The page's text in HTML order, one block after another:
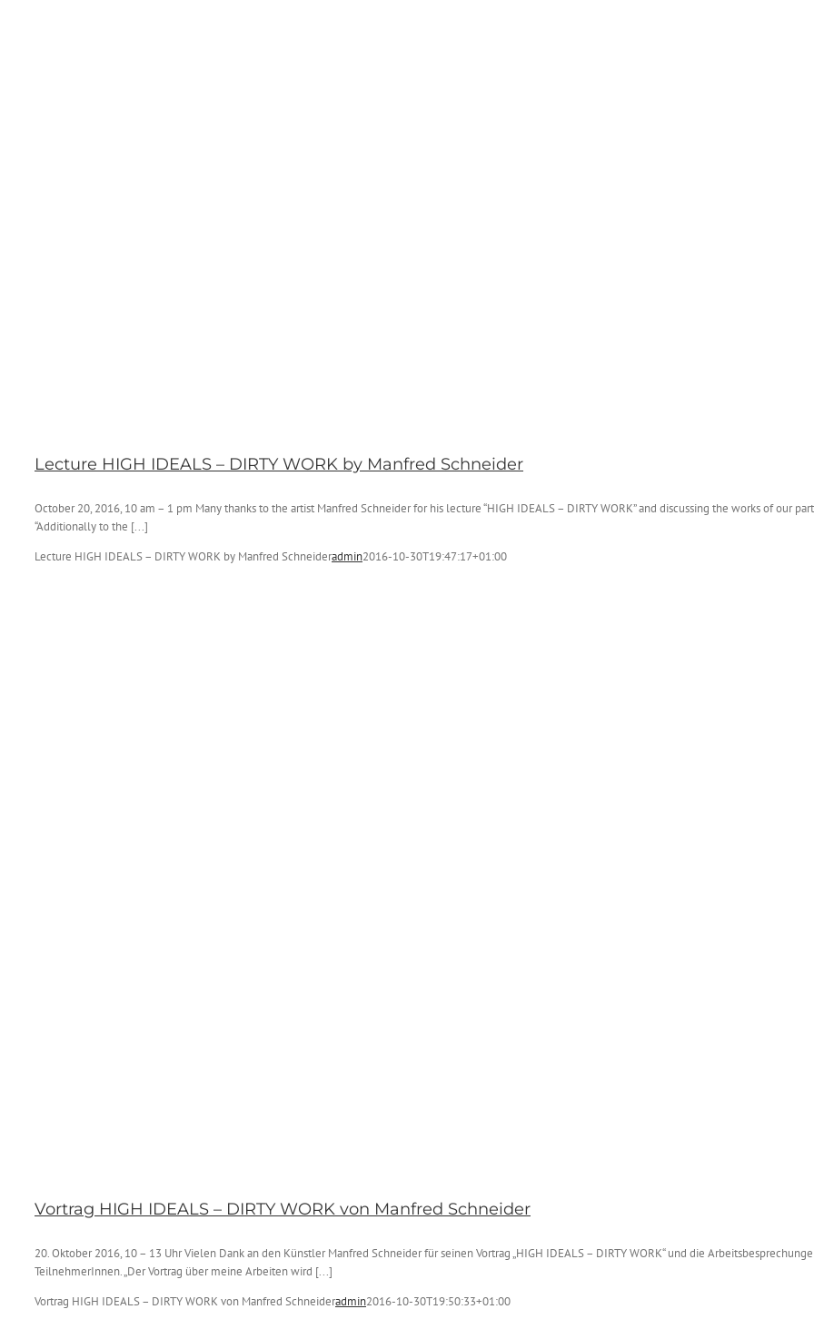
Lecture HIGH IDEALS – DIRTY WORK by Manfred Schneider
October 20, 2016, 10 am – 1 pm Many thanks to the artist Manfred Schneider for his lecture “HIGH IDEALS – DIRTY WORK” and discussing the works of our
“Additionally to the [...]
Lecture HIGH IDEALS – DIRTY WORK by Manfred Schneideradmin2016-10-30T19:47:17+01:00
Vortrag HIGH IDEALS – DIRTY WORK von Manfred Schneider
20. Oktober 2016, 10 – 13 Uhr Vielen Dank an den Künstler Manfred Schneider für seinen Vortrag „HIGH IDEALS – DIRTY WORK“ und die
TeilnehmerInnen. „Der Vortrag über meine Arbeiten wird [...]
Vortrag HIGH IDEALS – DIRTY WORK von Manfred Schneideradmin2016-10-30T19:50:33+01:00